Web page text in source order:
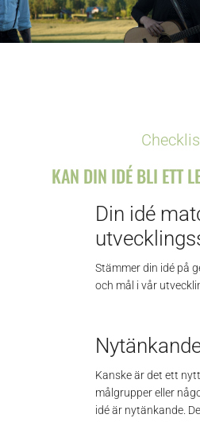
KAN DIN IDÉ BLI ETT
Din idé
Stämmer din idé på
och mål i vår
Kanske är det ett
målgrupper eller
idé är nytänkande.